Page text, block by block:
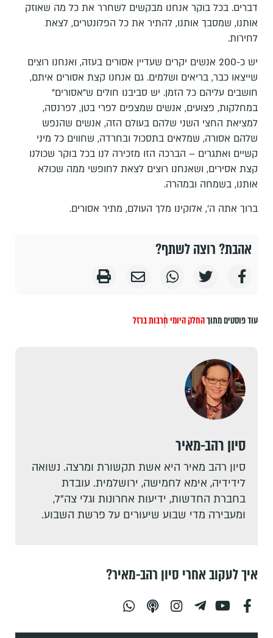
דברים. בכל בוקר אנחנו מבקשים לשחרר את כל מה שאוזק
אותנו, שמסבך אותנו, להתיר את כל הפלונטרים, לצאת
לחירות.
יש כ-200 אנשים יקרים שעדיין אסורים בעזה, ואנחנו רוצים
שייצאו כבר, בריאים ושלמים. גם אנחנו קצת אסורים איתם,
חושבים עליהם כל הזמן. יש סביבנו חולים ש"אסורים"
במחלקות, פצועים, אנשים שמצפים לפרי בטן, לפרנסה,
למציאת החצי השני שלהם בעולם הזה, אנשים שהנפש
שלהם אסורה, שמלאים בתסכול ובחרדה, שחווים כל מיני
קשיים ואתגרים – הברכה הזו מזכירה לנו בכל בוקר שכולנו
קצת אסירים, ושאנחנו רוצים לצאת לחופשי ממה שכולא
אותנו, בשמחה ובמהרה.
ברוך אתה ה', אלוקינו מלך העולם, מתיר אסורים.
אהבת? רוצה לשתף?
עוד פוסטים מתוךהחלק היומיחרבות ברזל
סיון רהב-מאיר
סיון רהב מאיר היא אשת תקשורת ומרצה. נשואה
לידידיה, אימא לחמישה, ירושלמית. עובדת
בחברת החדשות, ידיעות אחרונות וגלי צה"ל,
ומעבירה מדי שבוע שיעורים על פרשת השבוע.
איך לעקוב אחרי סיון רהב-מאיר?